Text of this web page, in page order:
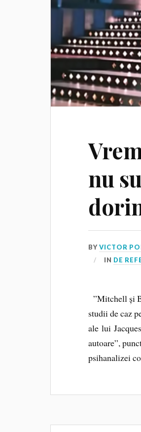
nu
BYVICTOR
IN DE
”Mitchell și
studii de caz
ale lui
autoare”,
psihanalizei